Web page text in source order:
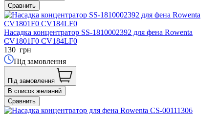
Сравнить
Насадка концентратор SS-1810002392 для фена Rowenta
CV1801F0 CV184LF0
130 грн
Під замовлення
Під замовлення
В список желаний
Сравнить